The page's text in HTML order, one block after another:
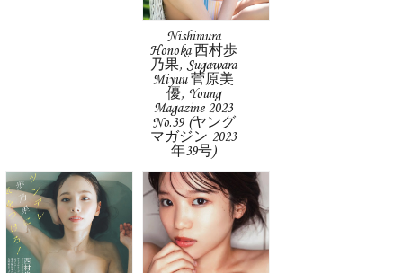
Nishimura
Honoka 西村歩
乃果, Sugawara
Miyuu 菅原美
優, Young
Magazine 2023
No.39 (ヤング
マガジン 2023
年39号)